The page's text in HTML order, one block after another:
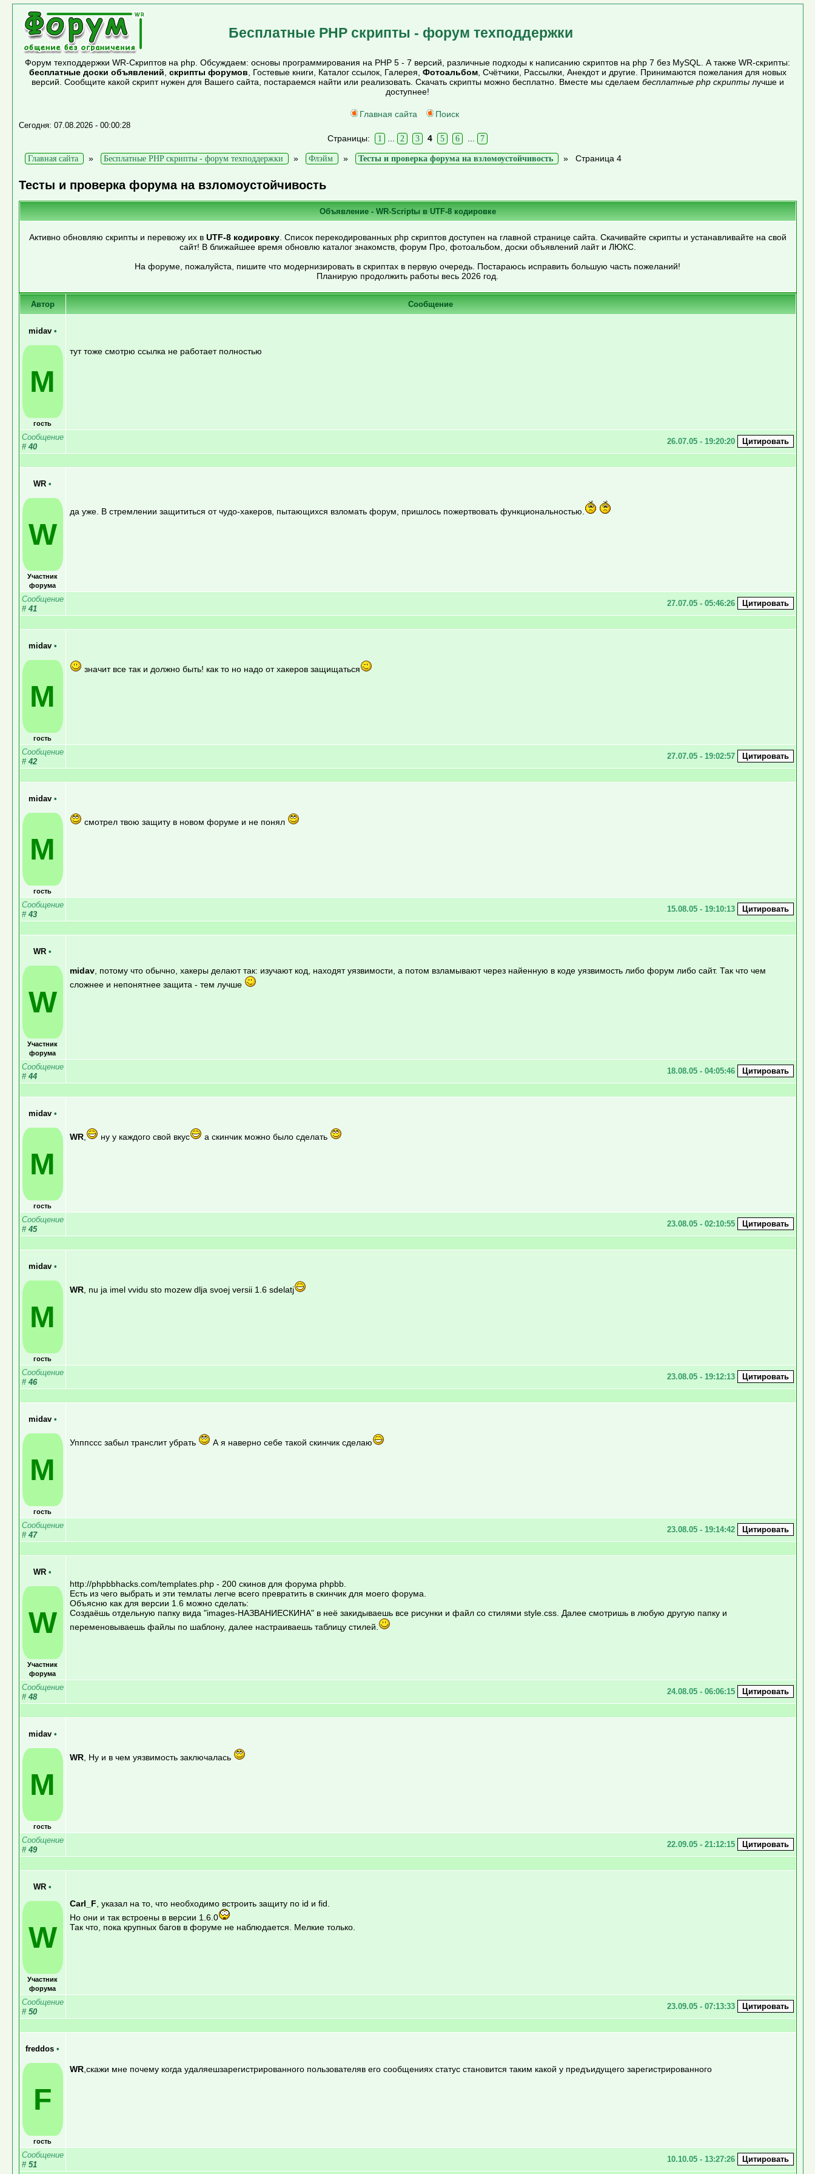
Бесплатные PHP скрипты - форум техподдержки
Форум техподдержки WR-Скриптов на php. Обсуждаем: основы программирования на PHP 5 - 7 версий, различные подходы к написанию скриптов на php 7 без MySQL. А также WR-скрипты:
бесплатные доски объявлений скрипты форумов , Гостевые книги, Каталог ссылок, Галерея, Фотоальбом, Счётчики, Рассылки, Анекдот и другие. Принимаются пожелания для новых
версий. Сообщите какой скрипт нужен для Вашего сайта, постараемся найти или реализовать. Скачать скрипты можно бесплатно. Вместе мы сделаем бесплатные php скриптылучше и
доступнее!
Главная сайта Поиск
Сегодня: 07.08.2026 - 00:00:28
Страницы: 1 2 3 4 5 6 7
Главная сайта » Бесплатные PHP скрипты - форум техподдержки » Флэйм » Тесты и проверка форума на взломоустойчивость » Страница 4
Тесты и проверка форума на взломоустойчивость
Объявление - WR-Scriptы в UTF-8 кодировке
Активно обновляю скрипты и перевожу их в UTF-8 кодировку. Список перекодированных php скриптов доступен на главной странице сайта. Скачивайте скрипты и устанавливайте на свой
сайт! В ближайшее время обновлю каталог знакомств, форум Про, фотоальбом, доски объявлений лайт и ЛЮКС.
На форуме, пожалуйста, пишите что модернизировать в скриптах в первую очередь. Постараюсь исправить большую часть пожеланий!
Планирую продолжить работы весь 2026 год.
Автор Сообщение
midav •
M
гость
тут тоже смотрю ссылка не работает полностью
Сообщение
# 40
26.07.05 - 19:20:20
WR •
W
Участник
форума
да уже. В стремлении защититься от чудо-хакеров, пытающихся взломать форум, пришлось пожертвовать функциональностью.
Сообщение
# 41
27.07.05 - 05:46:26
midav •
M
гость
значит все так и должно быть! как то но надо от хакеров защищаться
Сообщение
# 42
27.07.05 - 19:02:57
midav •
M
гость
смотрел твою защиту в новом форуме и не понял
Сообщение
# 43
15.08.05 - 19:10:13
WR •
W
Участник
форума
midav, потому что обычно, хакеры делают так: изучают код, находят уязвимости, а потом взламывают через найенную в коде уязвимость либо форум либо сайт. Так что чем
сложнее и непонятнее защита - тем лучше
Сообщение
# 44
18.08.05 - 04:05:46
midav •
M
гость
WR, ну у каждого свой вкус а скинчик можно было сделать
Сообщение
# 45
23.08.05 - 02:10:55
midav •
M
гость
WR, nu ja imel vvidu sto mozew dlja svoej versii 1.6 sdelatj
Сообщение
# 46
23.08.05 - 19:12:13
midav •
M
гость
Упппссс забыл транслит убрать А я наверно себе такой скинчик сделаю
Сообщение
# 47
23.08.05 - 19:14:42
WR •
W
Участник
форума
http://phpbbhacks.com/templates.php - 200 скинов для форума phpbb.
Есть из чего выбрать и эти темлаты легче всего превратить в скинчик для моего форума.
Объясню как для версии 1.6 можно сделать:
Создаёшь отдельную папку вида "images-НАЗВАНИЕСКИНА" в неё закидываешь все рисунки и файл со стилями style.css. Далее смотришь в любую другую папку и
переменовываешь файлы по шаблону, далее настраиваешь таблицу стилей.
Сообщение
# 48
24.08.05 - 06:06:15
midav •
M
гость
WR, Ну и в чем уязвимость заключалась
Сообщение
# 49
22.09.05 - 21:12:15
WR •
W
Участник
форума
Carl_F , указал на то, что необходимо встроить защиту по id и fid.
Но они и так встроены в версии 1.6.0
Так что, пока крупных багов в форуме не наблюдается. Мелкие только.
Сообщение
# 50
23.09.05 - 07:13:33
freddos •
F
гость
WR,скажи мне почему когда удаляешзарегистрированного пользователяв его сообщениях статус становится таким какой у предъидущего зарегистрированного
Сообщение
# 51
10.10.05 - 13:27:26